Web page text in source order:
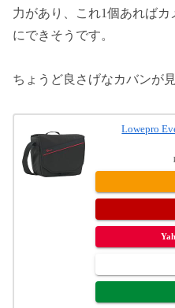
力があり、これ1個あれば
にできそうです。
ちょうど良さげなカバンが
Lowepro